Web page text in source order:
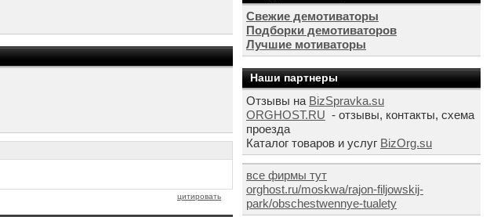
цитировать
Свежие демотиваторы
Подборки демотиваторов
Лучшие мотиваторы
Наши партнеры
Отзывы на BizSpravka.su
ORGHOST.RU - отзывы, контакты, схема
проезда
Каталог товаров и услуг BizOrg.su
все фирмы тут
orghost.ru/moskwa/rajon-filjowskij-
park/obschestwennye-tualety